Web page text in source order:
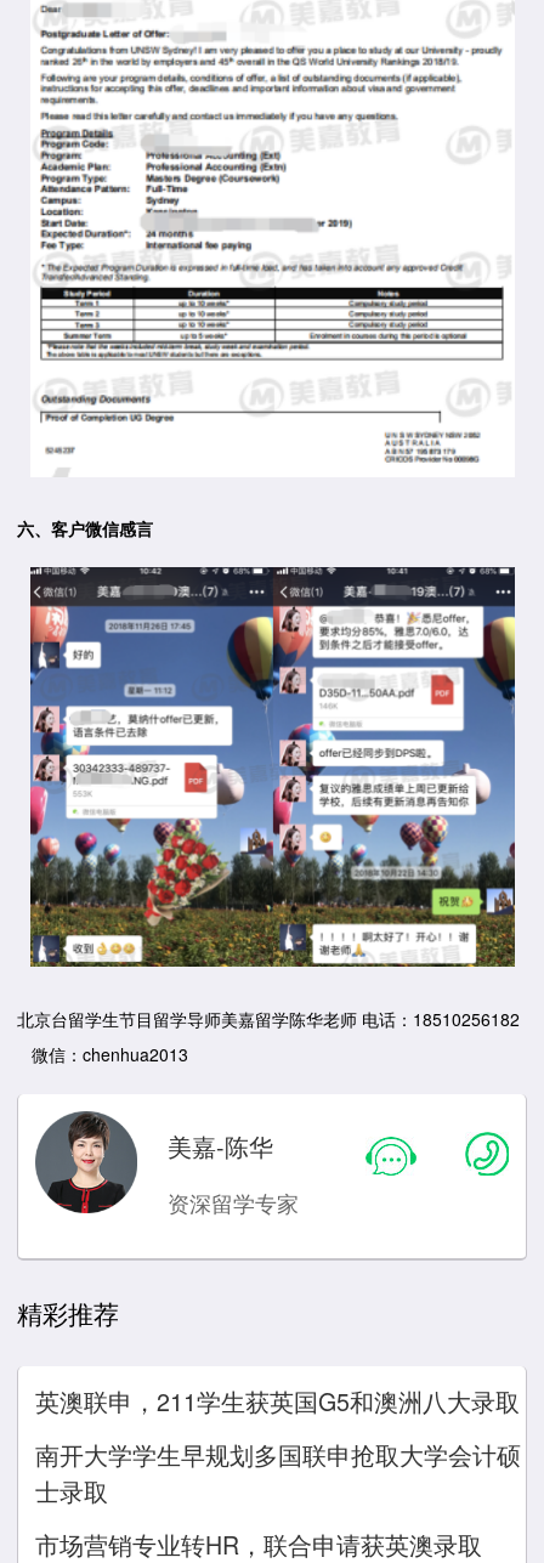
六、客户微信感言
北京台留学生节目留学导师美嘉留学陈华老师 电话：18510256182
微信：chenhua2013
美嘉-陈华
资深留学专家
精彩推荐
英澳联申，211学生获英国G5和澳洲八大录取
南开大学学生早规划多国联申抢取大学会计硕
士录取
市场营销专业转HR，联合申请获英澳录取